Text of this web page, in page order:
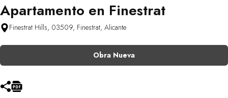
Apartamento en Finestrat
Finestrat Hills, 03509, Finestrat, Alicante
Obra Nueva